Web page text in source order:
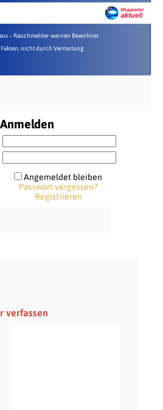
– Rauchmelder warnen Bewohner
nicht durch Vermutung
Anmelden
Angemeldet bleiben
Passwort vergessen?
Registrieren
verfassen